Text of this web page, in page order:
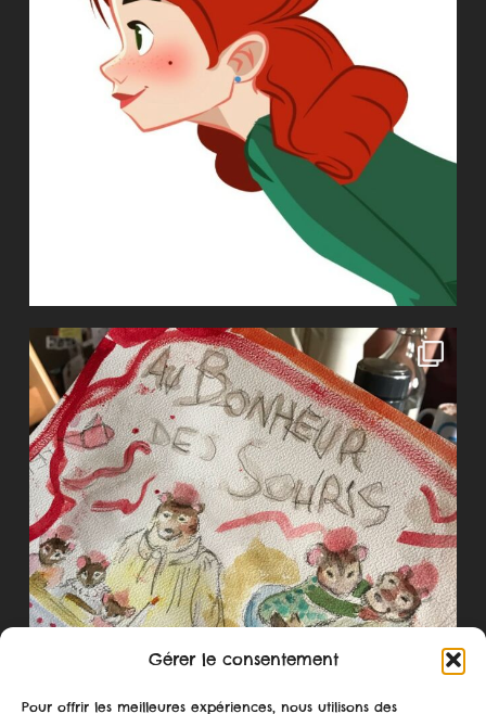
Gérer le consentement
Pour offrir les meilleures expériences, nous utilisons des